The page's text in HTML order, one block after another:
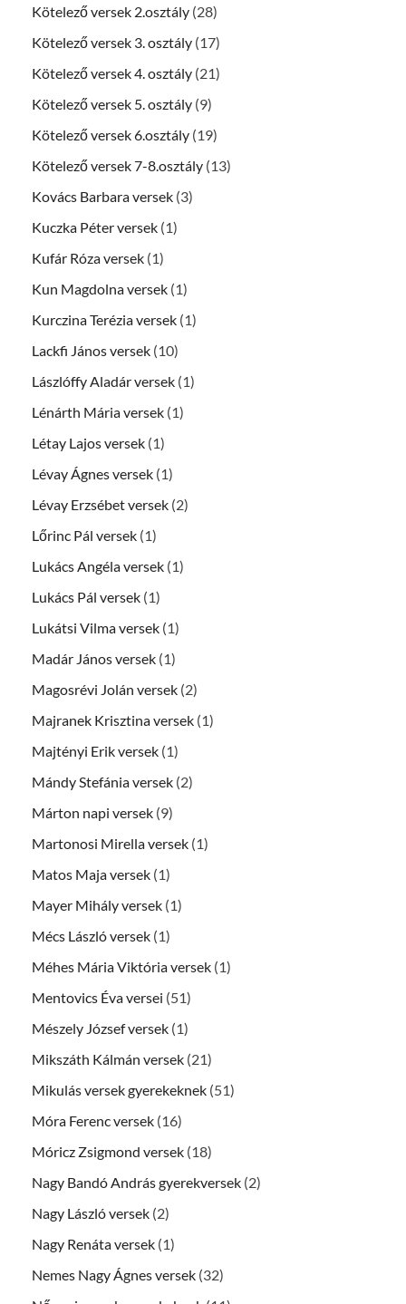
Kötelező versek 2.osztály (28)
Kötelező versek 3. osztály (17)
Kötelező versek 4. osztály (21)
Kötelező versek 5. osztály (9)
Kötelező versek 6.osztály (19)
Kötelező versek 7-8.osztály (13)
Kovács Barbara versek (3)
Kuczka Péter versek (1)
Kufár Róza versek (1)
Kun Magdolna versek (1)
Kurczina Terézia versek (1)
Lackfi János versek (10)
Lászlóffy Aladár versek (1)
Lénárth Mária versek (1)
Létay Lajos versek (1)
Lévay Ágnes versek (1)
Lévay Erzsébet versek (2)
Lőrinc Pál versek (1)
Lukács Angéla versek (1)
Lukács Pál versek (1)
Lukátsi Vilma versek (1)
Madár János versek (1)
Magosrévi Jolán versek (2)
Majranek Krisztina versek (1)
Majtényi Erik versek (1)
Mándy Stefánia versek (2)
Márton napi versek (9)
Martonosi Mirella versek (1)
Matos Maja versek (1)
Mayer Mihály versek (1)
Mécs László versek (1)
Méhes Mária Viktória versek (1)
Mentovics Éva versei (51)
Mészely József versek (1)
Mikszáth Kálmán versek (21)
Mikulás versek gyerekeknek (51)
Móra Ferenc versek (16)
Móricz Zsigmond versek (18)
Nagy Bandó András gyerekversek (2)
Nagy László versek (2)
Nagy Renáta versek (1)
Nemes Nagy Ágnes versek (32)